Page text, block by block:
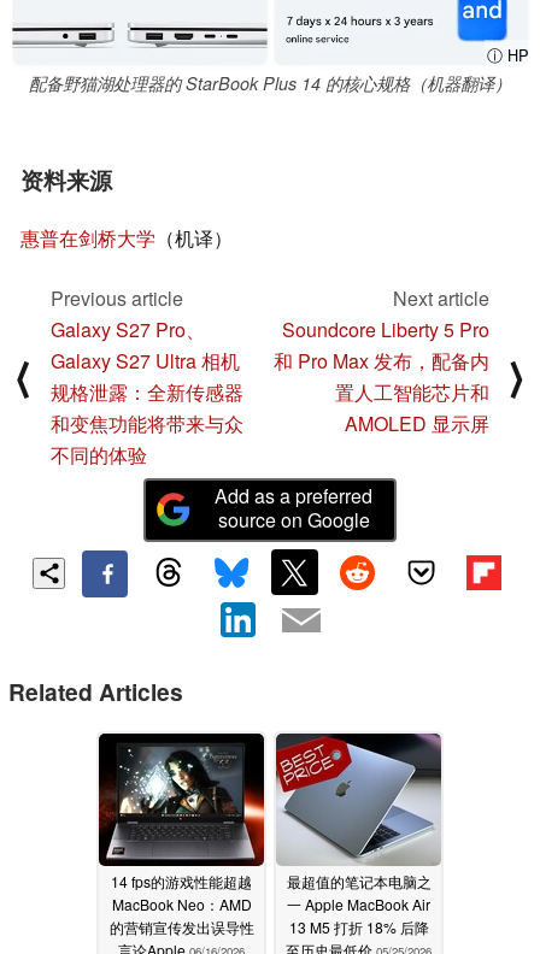
ⓘ HP
配备野猫湖处理器的 StarBook Plus 14 的核心规格（机器翻译）
资料来源
惠普在剑桥大学 （机译）
⟨
Previous article
Galaxy S27 Pro、
Galaxy S27 Ultra 相机
规格泄露：全新传感器
和变焦功能将带来与众
不同的体验
Next article
Soundcore Liberty 5 Pro
和 Pro Max 发布，配备内
置人工智能芯片和
AMOLED 显示屏
⟩
Add as a preferred
source on Google
Related Articles
14 fps的游戏性能超越
MacBook Neo：AMD
的营销宣传发出误导性
言论Apple
最超值的笔记本电脑之
一 Apple MacBook Air
13 M5 打折 18% 后降
至历史最低价